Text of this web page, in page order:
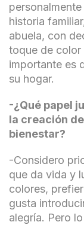
historia
abuela, con
toque de color
importante es
su hogar.
-¿Qué papel
la creación
bienestar?
-Considero
que da vida y
colores,
gusta
alegría. Pero